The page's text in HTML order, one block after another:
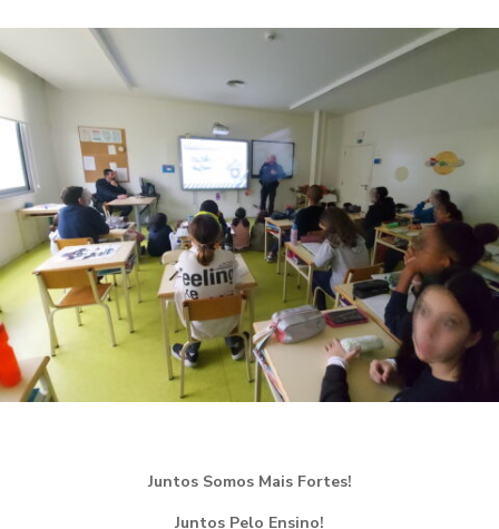
Juntos Somos Mais Fortes!
Juntos Pelo Ensino!